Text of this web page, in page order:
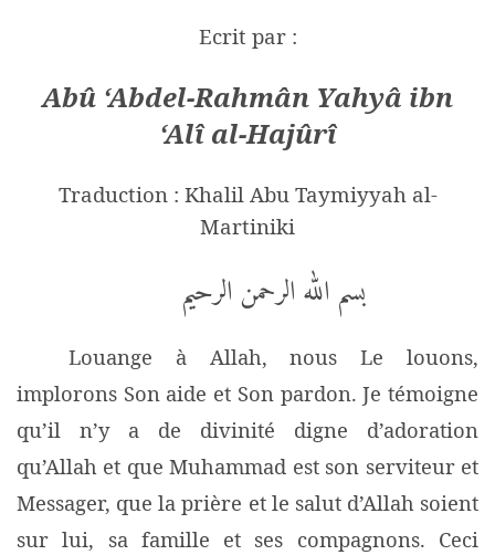
Ecrit par :
Abû ‘Abdel-Rahmân Yahyâ ibn
‘Alî al-Hajûrî
Traduction : Khalil Abu Taymiyyah al-
Martiniki
بسم الله الرحمن الرحيم
Louange à Allah, nous Le louons,
implorons Son aide et Son pardon. Je témoigne
qu’il n’y a de divinité digne d’adoration
qu’Allah et que Muhammad est son serviteur et
Messager, que la prière et le salut d’Allah soient
sur lui, sa famille et ses compagnons. Ceci